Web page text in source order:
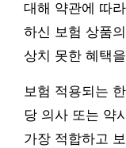
대해 약관에 따
하신 보험 상품
상치 못한 혜택
보험 적용되는
당 의사 또는 약
가장 적합하고